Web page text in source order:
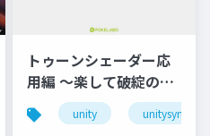
トゥーンシェーダー応
用編 ～楽して破綻のな
いアウトラインを目指
して～
unity unitysync